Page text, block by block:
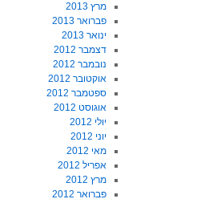
מרץ 2013
פברואר 2013
ינואר 2013
דצמבר 2012
נובמבר 2012
אוקטובר 2012
ספטמבר 2012
אוגוסט 2012
יולי 2012
יוני 2012
מאי 2012
אפריל 2012
מרץ 2012
פברואר 2012